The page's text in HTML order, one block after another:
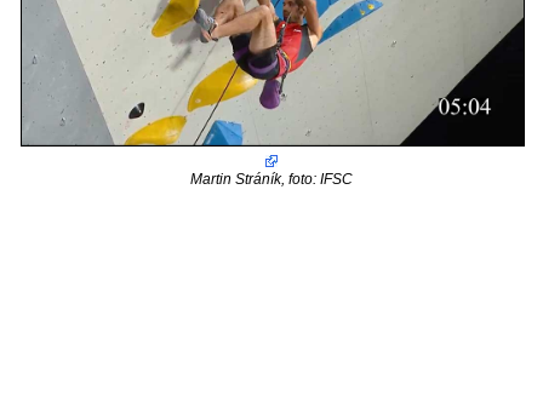
Martin Stráník, foto: IFSC